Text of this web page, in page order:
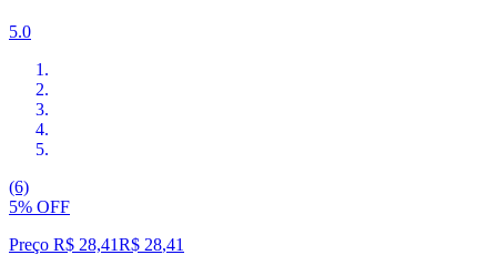
5.0
(6)
5% OFF
Preço R$ 28,41R$ 28,41